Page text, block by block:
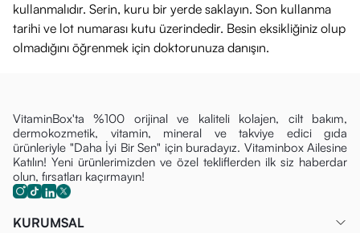
kullanmalıdır. Serin, kuru bir yerde saklayın. Son kullanma
tarihi ve lot numarası kutu üzerindedir. Besin eksikliğiniz olup
olmadığını öğrenmek için doktorunuza danışın.
VitaminBox'ta %100 orijinal ve kaliteli kolajen, cilt bakım,
dermokozmetik, vitamin, mineral ve takviye edici gıda
ürünleriyle "Daha İyi Bir Sen" için buradayız. Vitaminbox Ailesine
Katılın! Yeni ürünlerimizden ve özel tekliflerden ilk siz haberdar
olun, fırsatları kaçırmayın!
KURUMSAL